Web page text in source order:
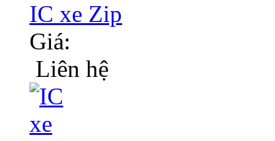
IC xe Zip
Giá:
Liên hệ